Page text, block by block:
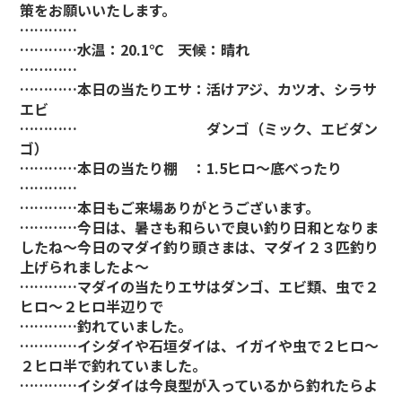
策をお願いいたします。
…………
…………水温：20.1℃ 天候：晴れ
…………
…………本日の当たりエサ：活けアジ、カツオ、シラサ
エビ
………… ダンゴ（ミック、エビダン
ゴ）
…………本日の当たり棚 ：1.5ヒロ～底べったり
…………
…………本日もご来場ありがとうございます。
…………今日は、暑さも和らいで良い釣り日和となりま
したね～今日のマダイ釣り頭さまは、マダイ２３匹釣り
上げられましたよ～
…………マダイの当たりエサはダンゴ、エビ類、虫で２
ヒロ～２ヒロ半辺りで
…………釣れていました。
…………イシダイや石垣ダイは、イガイや虫で２ヒロ～
２ヒロ半で釣れていました。
…………イシダイは今良型が入っているから釣れたらよ